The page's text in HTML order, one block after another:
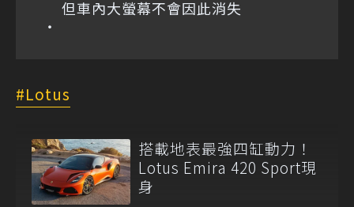
但車內大螢幕不會因此消失
Lotus
搭載地表最強四缸動力！
Lotus Emira 420 Sport現
身